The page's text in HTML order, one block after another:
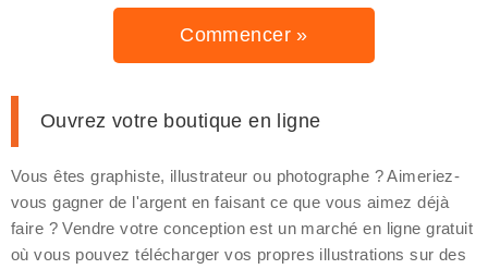
Commencer »
Ouvrez votre boutique en ligne
Vous êtes graphiste, illustrateur ou photographe ? Aimeriez-
vous gagner de l'argent en faisant ce que vous aimez déjà
faire ? Vendre votre conception est un marché en ligne gratuit
où vous pouvez télécharger vos propres illustrations sur des